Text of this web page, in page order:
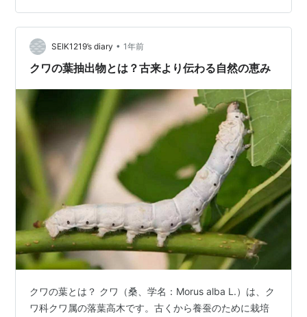
SEIK1219’s diary • 1年前
クワの葉抽出物とは？古来より伝わる自然の恵み
クワの葉とは？ クワ（桑、学名：Morus alba L.）は、ク
ワ科クワ属の落葉高木です。古くから養蚕のために栽培